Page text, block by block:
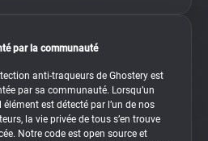
par la communauté
anti-traqueurs de Ghostery est
par sa communauté. Lorsqu’un
élément est détecté par l’un de nos
la vie privée de tous s’en trouve
Notre code est open source et